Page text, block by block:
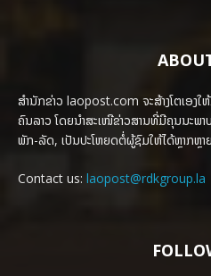
ສຳນັກຂ່າວ laopost.com ຈະສ້າງໂຕເອງ
ຄົນລາວ ໂດຍນຳສະເໜີຂ່າວສານທີ່ມີຄຸນນະພາ
ພັກ-ລັດ, ເປັນປະໂຫຍດຕໍ່ຜູ້ຊົມໃຫ້ໄດ້ຫຼາກຫຼ
Contact us: laopost@rdkgroup.la